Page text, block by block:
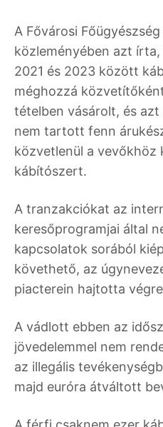
A Fővárosi
közleményében azt
2021 és 2023 között
méghozzá
tételben vásárolt, és
nem tartott fenn
közvetlenül a vevőkhöz
kábítószert.
A tranzakciókat az
keresőprogramjai által
kapcsolatok sorából
követhető, az
piacterein hajtotta
A vádlott ebben az
jövedelemmel nem
az illegális
majd euróra átváltott